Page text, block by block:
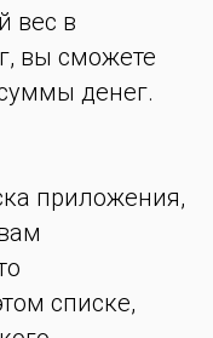
вес в
вы сможете
денег.
приложения,
списке,